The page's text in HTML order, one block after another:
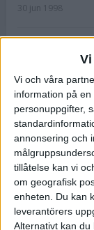
Vi och våra
information på
personuppgifter,
annonsering och
tillåtelse kan vi
om geografisk
enheten. Du kan
leverantörers
Alternativt kan du
30 jun 1998
Norrlänningar
Strängnäs
28 jun 1998
Maratonlöparna
I år fick
27 jun 1998